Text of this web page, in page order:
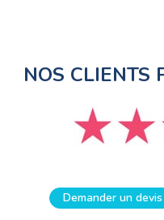
NOS CLIENTS
Demander un devis